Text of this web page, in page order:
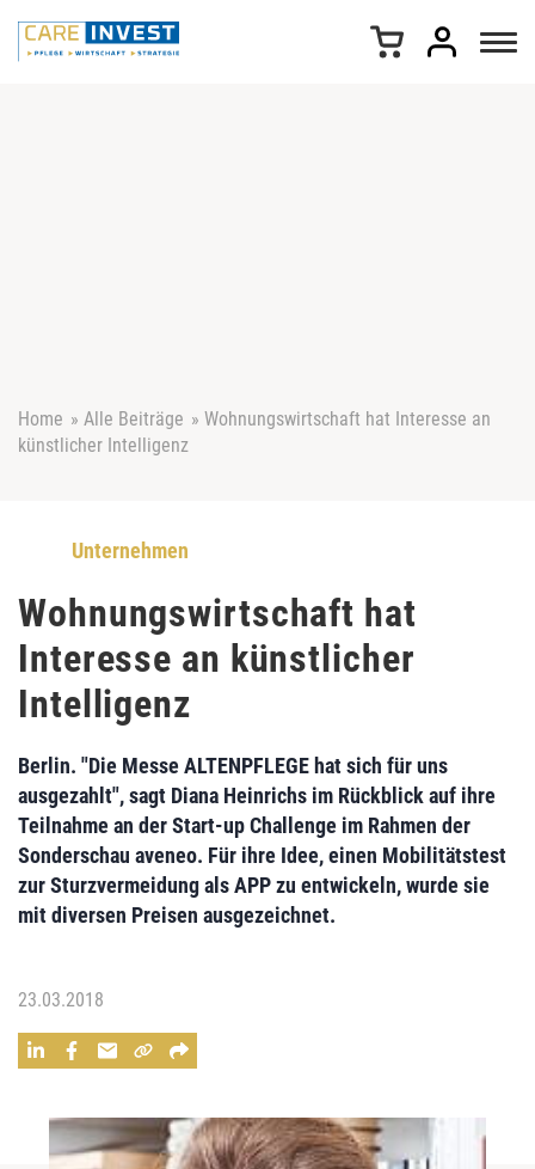
Home » Alle Beiträge » Wohnungswirtschaft hat Interesse an
künstlicher Intelligenz
Unternehmen
Wohnungswirtschaft hat
Interesse an künstlicher
Intelligenz
Berlin. "Die Messe ALTENPFLEGE hat sich für uns
ausgezahlt", sagt Diana Heinrichs im Rückblick auf ihre
Teilnahme an der Start-up Challenge im Rahmen der
Sonderschau aveneo. Für ihre Idee, einen Mobilitätstest
zur Sturzvermeidung als APP zu entwickeln, wurde sie
mit diversen Preisen ausgezeichnet.
23.03.2018